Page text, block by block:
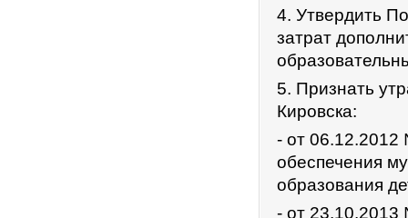
4. Утвердить
затрат
5. Признать
Кировска:
- от
обеспечения
образования
- от